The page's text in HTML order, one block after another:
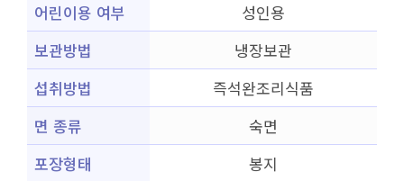
어린이용 여부
성인용
보관방법
냉장보관
섭취방법
즉석완조리식품
면 종류
숙면
포장형태
봉지